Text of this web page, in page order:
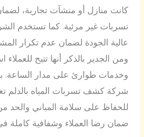
كانت منازل أو منشآت تجارية،
تسربات غير مرئية. كما تستخدم
عالية الجودة لضمان عدم تكرار
ومن الجدير بالذكر أنها تتيح
وخدمات طوارئ على مدار الساعة.
شركة كشف تسربات المياه بالدلم
للحفاظ على سلامة المباني والحد
ضمان رضا العملاء وشفافية كاملة